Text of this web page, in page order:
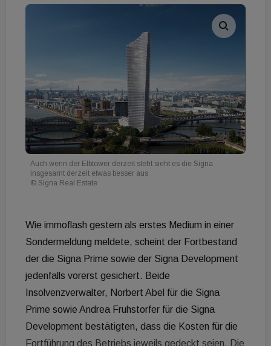
Auch wenn der Elbtower derzeit steht sieht es die Signa
insgesamt derzeit etwas besser aus
© Signa Real Estate
Wie immoflash gestern als erstes Medium in einer
Sondermeldung meldete, scheint der Fortbestand
der die Signa Prime sowie der Signa Development
jedenfalls vorerst gesichert. Beide
Insolvenzverwalter, Norbert Abel für die Signa
Prime sowie Andrea Fruhstorfer für die Signa
Development bestätigten, dass die Kosten für die
Fortführung des Betriebs jeweils gedeckt seien. Die